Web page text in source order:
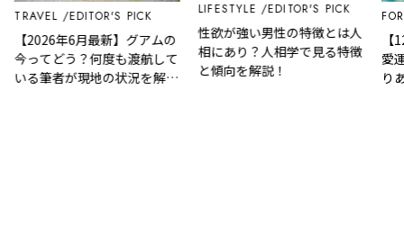
TRAVEL EDITOR'S PICK
【2026年6月最新】グアムの
今ってどう？何度も渡航して
いる筆者が現地の状況を解
LIFESTYLE EDITOR'S PICK
性欲が強い男性の特徴とは人
相にあり？人相学で見る特徴
と傾向を解説！
【
愛
り